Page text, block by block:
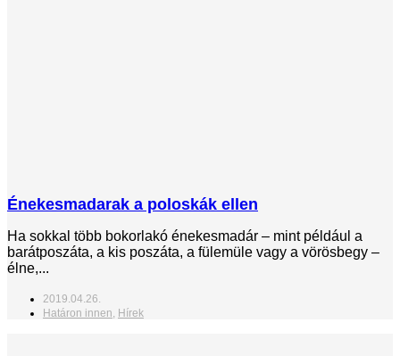
Énekesmadarak a poloskák ellen
Ha sokkal több bokorlakó énekesmadár – mint például a
barátposzáta, a kis poszáta, a fülemüle vagy a vörösbegy –
élne,...
2019.04.26.
Határon innen Hírek